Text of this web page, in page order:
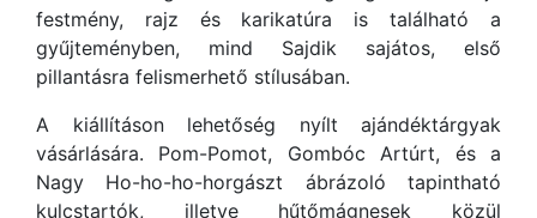
festmény, rajz és karikatúra is található a
gyűjteményben, mind Sajdik sajátos, első
pillantásra felismerhető stílusában.
A kiállításon lehetőség nyílt ajándéktárgyak
vásárlására. Pom-Pomot, Gombóc Artúrt, és a
Nagy Ho-ho-ho-horgászt ábrázoló tapintható
kulcstartók, illetve hűtőmágnesek közül